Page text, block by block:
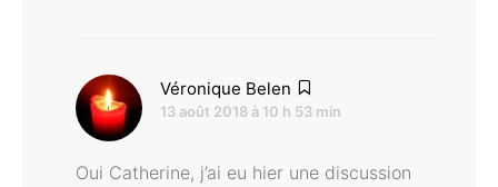
Véronique Belen
13 août 2018 à 10 h 53 min
Oui Catherine, j’ai eu hier une discussion